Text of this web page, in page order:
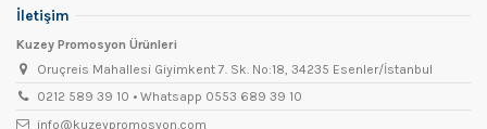
İletişim
Kuzey Promosyon Ürünleri
Oruçreis Mahallesi Giyimkent 7. Sk. No:18, 34235 Esenler/İstanbul
0212 589 39 10 • Whatsapp 0553 689 39 10
info@kuzeypromosyon.com